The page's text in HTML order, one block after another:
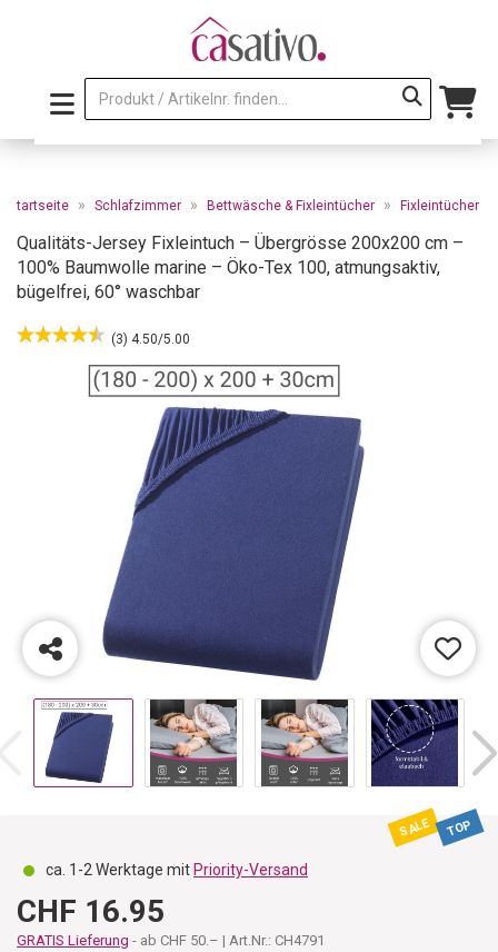
Startseite » Schlafzimmer » Bettwäsche & Fixleintücher » Fixleintücher
Qualitäts-Jersey Fixleintuch – Übergrösse 200x200 cm –
100% Baumwolle marine – Öko-Tex 100, atmungsaktiv,
bügelfrei, 60° waschbar
(3) 4.50/5.00
SALE TOP
ca. 1-2 Werktage mit Priority-Versand
CHF 16.95
GRATIS Lieferung - ab CHF 50.– | Art.Nr.: CH4791